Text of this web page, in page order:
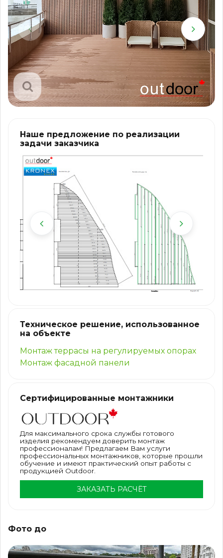
Наше предложение по реализации
задачи заказчика
Техническое решение, использованное
на объекте
Монтаж террасы на регулируемых опорах
Монтаж фасадной панели
Сертифицированные монтажники
Для максимального срока службы готового
изделия рекомендуем доверить монтаж
профессионалам! Предлагаем Вам услуги
профессиональных монтажников, которые прошли
обучение и имеют практический опыт работы с
продукцией Outdoor.
ЗАКАЗАТЬ РАСЧЁТ
Фото до